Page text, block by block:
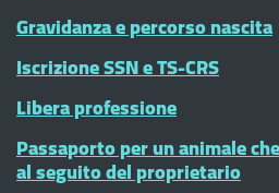
Gravidanza e percorso nascita
Iscrizione SSN e TS-CRS
Libera professione
Passaporto per un animale
al seguito del proprietario